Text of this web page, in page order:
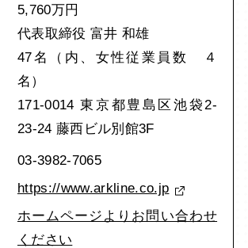
5,760万円
代表取締役 富井 和雄
47名（内、女性従業員数 ４
名）
171-0014 東京都豊島区池袋2-
23-24 藤西ビル別館3F
03-3982-7065
https://www.arkline.co.jp
ホームページよりお問い合わせ
ください